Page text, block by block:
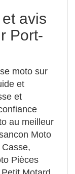
avis
Port-
moto sur
et
et
au meilleur
Moto
Pièces